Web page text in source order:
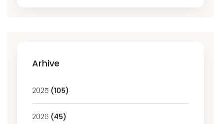
Arhive
2025 (105)
2026 (45)